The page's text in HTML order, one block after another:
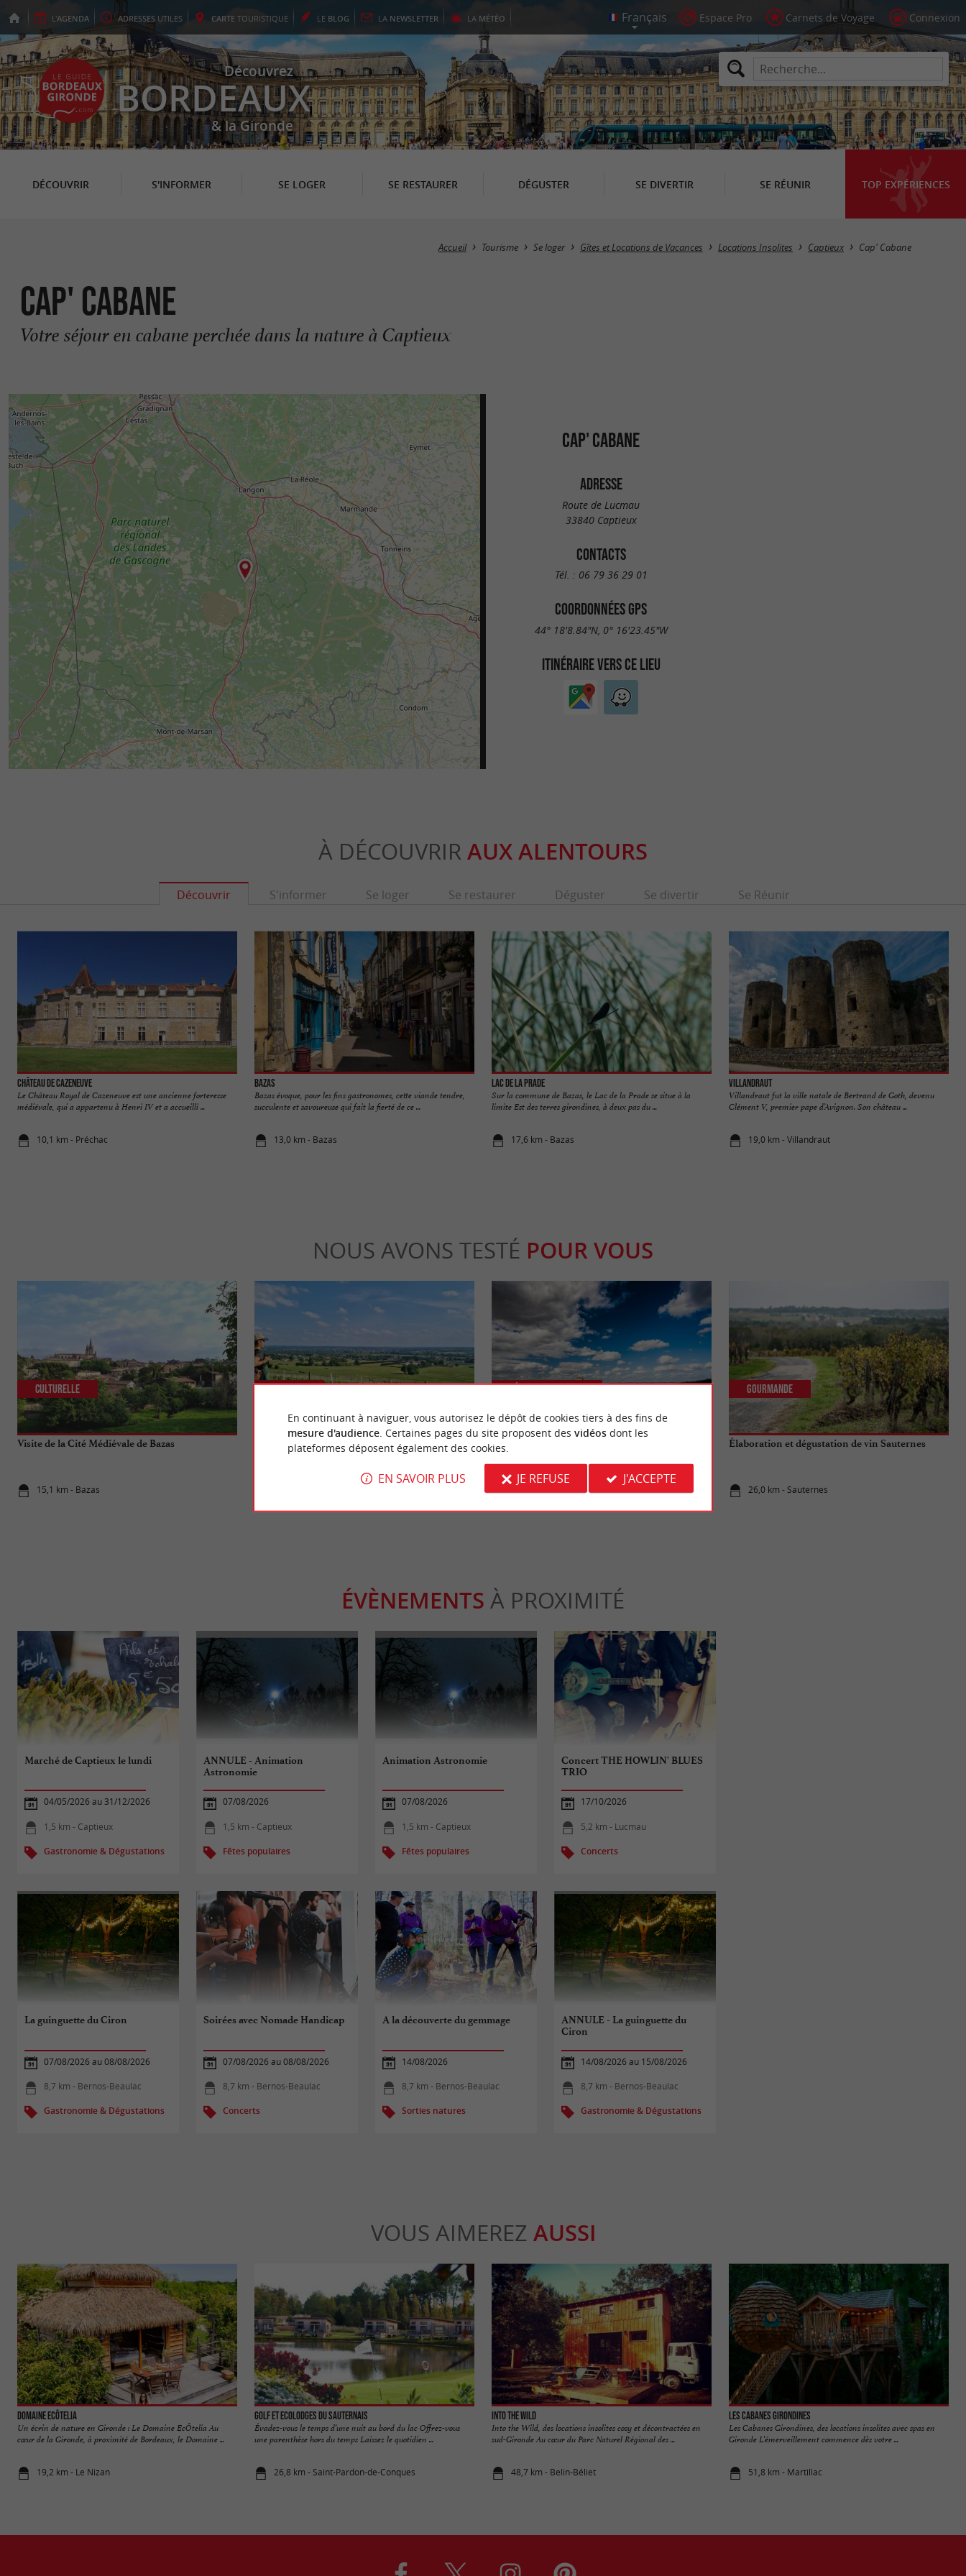
L'AGENDA ADRESSES UTILES CARTE TOURISTIQUE LE BLOG LA NEWSLETTER LA MÉTÉO Espace Pro Carnets de Voyage Connexion
Découvrez
BORDEAUX
& la Gironde
DÉCOUVRIR S'INFORMER SE LOGER SE RESTAURER DÉGUSTER SE DIVERTIR SE RÉUNIR TOP EXPÉRIENCES
Accueil Tourisme Se loger Gîtes et Locations de Vacances Locations Insolites Captieux Cap' Cabane
Cap' Cabane
Votre séjour en cabane perchée dans la nature à Captieux
CAP' CABANE
ADRESSE
Route de Lucmau
33840 Captieux
CONTACTS
Tél. : 06 79 36 29 01
COORDONNÉES GPS
44° 18'8.84"N, 0° 16'23.45"W
ITINÉRAIRE VERS CE LIEU
À DÉCOUVRIR AUX ALENTOURS
Découvrir S'informer Se loger Se restaurer Déguster Se divertir Se Réunir
Château de Cazeneuve
Le Château Royal de Cazeneuve est une ancienne forteresse
médiévale, qui a appartenu à Henri IV et a accueilli ...
10,1 km - Préchac
Bazas
Bazas évoque, pour les fins gastronomes, cette viande tendre,
succulente et savoureuse qui fait la fierté de ce ...
13,0 km - Bazas
Lac de la Prade
Sur la commune de Bazas, le Lac de la Prade se situe à la
limite Est des terres girondines, à deux pas du ...
17,6 km - Bazas
Villandraut
Villandraut fut la ville natale de Bertrand de Goth, devenu
Clément V, premier pape d’Avignon. Son château ...
19,0 km - Villandraut
NOUS AVONS TESTÉ POUR VOUS
Visite de la Cité Médiévale de Bazas
15,1 km - Bazas
Culturelle
Les plus belles randonnées de Gironde
Sportive
Vacances originales en Gironde : Escapade dans
26,0 km - Sauternes
Séjours / Weekend
Élaboration et dégustation de vin Sauternes
26,0 km - Sauternes
Gourmande
ÉVÈNEMENTS À PROXIMITÉ
Marché de Captieux le lundi
04/05/2026 au 31/12/2026
1,5 km - Captieux
Gastronomie & Dégustations
ANNULE - Animation
Astronomie
07/08/2026
1,5 km - Captieux
Fêtes populaires
Animation Astronomie
07/08/2026
1,5 km - Captieux
Fêtes populaires
Concert THE HOWLIN' BLUES
TRIO
17/10/2026
5,2 km - Lucmau
Concerts
La guinguette du Ciron
07/08/2026 au 08/08/2026
8,7 km - Bernos-Beaulac
Gastronomie & Dégustations
Soirées avec Nomade Handicap
07/08/2026 au 08/08/2026
8,7 km - Bernos-Beaulac
Concerts
A la découverte du gemmage
14/08/2026
8,7 km - Bernos-Beaulac
Sorties natures
ANNULE - La guinguette du
Ciron
14/08/2026 au 15/08/2026
8,7 km - Bernos-Beaulac
Gastronomie & Dégustations
VOUS AIMEREZ AUSSI
Domaine EcÔtelia
Un écrin de nature en Gironde : Le Domaine EcÔtelia Au
cœur de la Gironde, à proximité de Bordeaux, le Domaine ...
19,2 km - Le Nizan
Golf et Ecolodges du Sauternais
Évadez-vous le temps d’une nuit au bord du lac Offrez-vous
une parenthèse hors du temps Laissez le quotidien ...
26,8 km - Saint-Pardon-de-Conques
Into the Wild
Into the Wild, des locations insolites cosy et décontractées en
sud-Gironde Au cœur du Parc Naturel Régional des ...
48,7 km - Belin-Béliet
Les Cabanes Girondines
Les Cabanes Girondines, des locations insolites avec spas en
Gironde L’émerveillement commence dès votre ...
51,8 km - Martillac
En continuant à naviguer, vous autorisez le dépôt de cookies tiers à des fins de
mesure d'audience. Certaines pages du site proposent des vidéosdont les
plateformes déposent également des cookies.
EN SAVOIR PLUS JE REFUSE J'ACCEPTE